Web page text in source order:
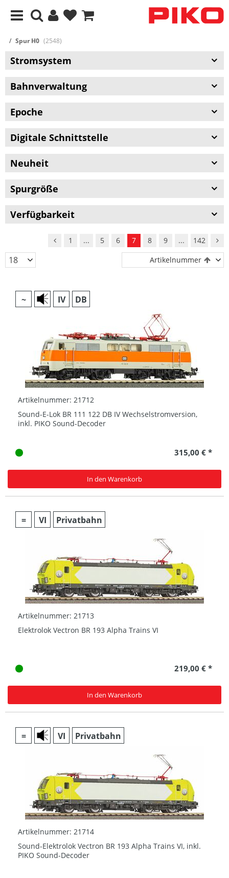
Spur H0 (2548)
Stromsystem
Bahnverwaltung
Epoche
Digitale Schnittstelle
Neuheit
Spurgröße
Verfügbarkeit
1 ... 5 6 7 8 9 ...
142
Artikelnummer
~ IV DB
Artikelnummer: 21712
Sound-E-Lok BR 111 122 DB IV Wechselstromversion,
inkl. PIKO Sound-Decoder
315,00 € *
In den Warenkorb
= VI Privatbahn
Artikelnummer: 21713
Elektrolok Vectron BR 193 Alpha Trains VI
219,00 € *
In den Warenkorb
= VI Privatbahn
Artikelnummer: 21714
Sound-Elektrolok Vectron BR 193 Alpha Trains VI, inkl.
PIKO Sound-Decoder